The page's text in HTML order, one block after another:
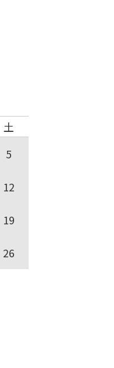
土
5
12
19
26